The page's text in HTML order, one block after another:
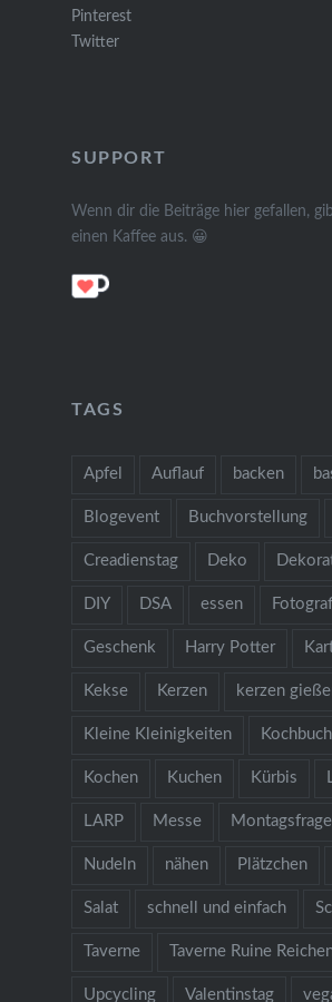
Pinterest
Twitter
SUPPORT
Wenn dir die Beiträge hier gefallen,
einen Kaffee aus. 😀
TAGS
Apfel Auflauf backen
Blogevent Buchvorstellung
Creadienstag Deko
DIY DSA essen
Geschenk Harry Potter
Kekse Kerzen kerzen
Kleine Kleinigkeiten Kochbuch
Kochen Kuchen Kürbis
LARP Messe Montagsfrage
Nudeln nähen Plätzchen
Salat schnell und einfach
Taverne Taverne Ruine
Upcycling Valentinstag